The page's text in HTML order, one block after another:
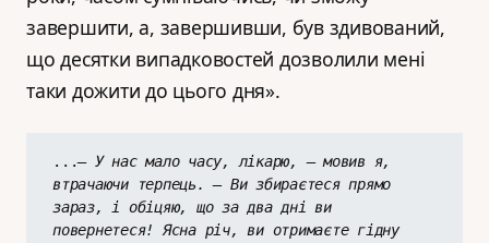
завершити, а, завершивши, був здивований,
що десятки випадковостей дозволили мені
таки дожити до цього дня».
...– У нас мало часу, лікарю, – мовив я,
втрачаючи терпець. – Ви збираєтеся прямо
зараз, і обіцяю, що за два дні ви
повернетеся! Ясна річ, ви отримаєте гідну